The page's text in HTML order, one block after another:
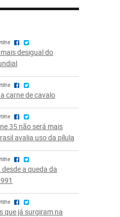
desigual do
carne de cavalo
35 não será mais
avalia uso da pílula
a queda da
que já surgiram na